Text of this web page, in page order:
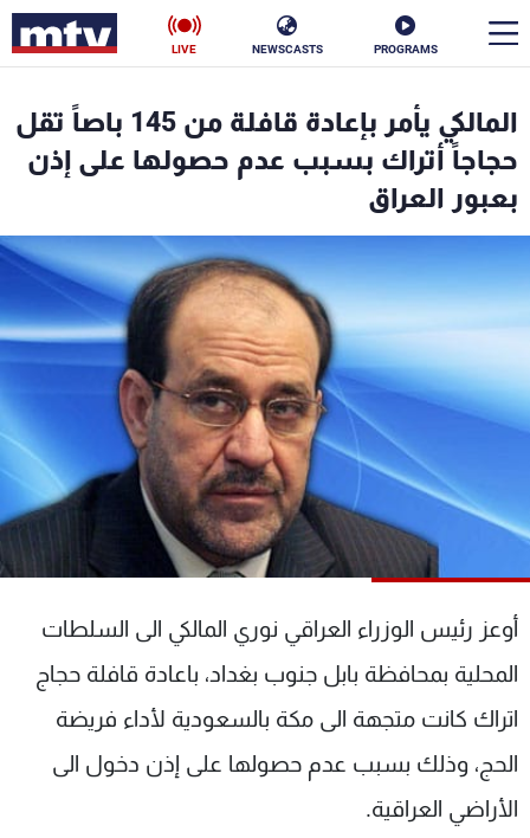
PROGRAMS
NEWSCASTS
LIVE
المالكي يأمر بإعادة قافلة من 145 باصاً تقل
حجاجاً أتراك بسبب عدم حصولها على إذن
بعبور العراق
أوعز رئيس الوزراء العراقي نوري المالكي الى السلطات
المحلية بمحافظة بابل جنوب بغداد، باعادة قافلة حجاج
اتراك كانت متجهة الى مكة بالسعودية لأداء فريضة
الحج، وذلك بسبب عدم حصولها على إذن دخول الى
الأراضي العراقية.
الأخبار
سياسة
إقتصاد فن
منوعات رياضة
كأس العالم
البرامج
جدول البرامج
شاهد البرامج
الترددات
عن MTV
لاعلاناتكم
وظائف
تواصل معنا
شروط الإسـتخدام